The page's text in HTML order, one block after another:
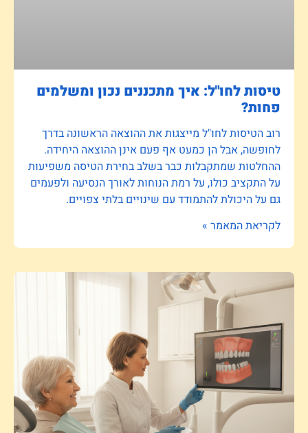
טיסות לחו"ל: איך מתכננים נכון ומשלמים
פחות?
רוב הטיסות לחו"ל מייצגות את ההוצאה הראשונה בדרך
לחופשה, אבל הן כמעט אף פעם אינן ההוצאה היחידה.
ההחלטות שמתקבלות כבר בשלב בחירת הטיסה משפיעות
על התקציב כולו, על רמת הנוחות לאורך הנסיעה ולפעמים
גם על היכולת להתמודד עם שינויים בלתי צפויים.
לקריאת המאמר »